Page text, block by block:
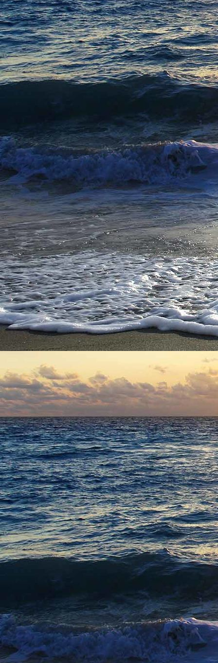
slinger
backstage
hzt
UCK
fioretti